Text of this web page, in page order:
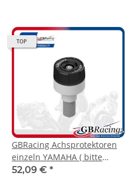
TOP
GBRacing Achsprotektoren
einzeln YAMAHA ( bitte
Modellzuordnung beachten
52,09 € *